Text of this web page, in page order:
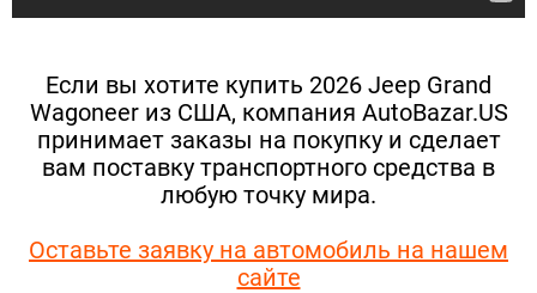
Если вы хотите купить 2026 Jeep Grand
Wagoneer из США, компания AutoBazar.US
принимает заказы на покупку и сделает
вам поставку транспортного средства в
любую точку мира.
Оставьте заявку на автомобиль на нашем
сайте